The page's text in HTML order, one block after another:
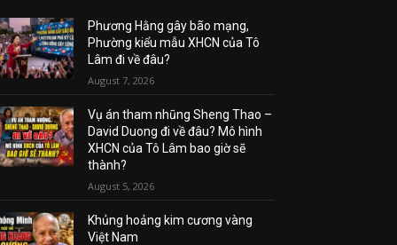
Phương Hằng gây bão mạng,
Phường kiểu mẫu XHCN của Tô
Lâm đi về đâu?
August 7, 2026
Vụ án tham nhũng Sheng Thao –
David Duong đi về đâu? Mô hình
XHCN của Tô Lâm bao giờ sẽ
thành?
August 5, 2026
Khủng hoảng kim cương vàng
Việt Nam